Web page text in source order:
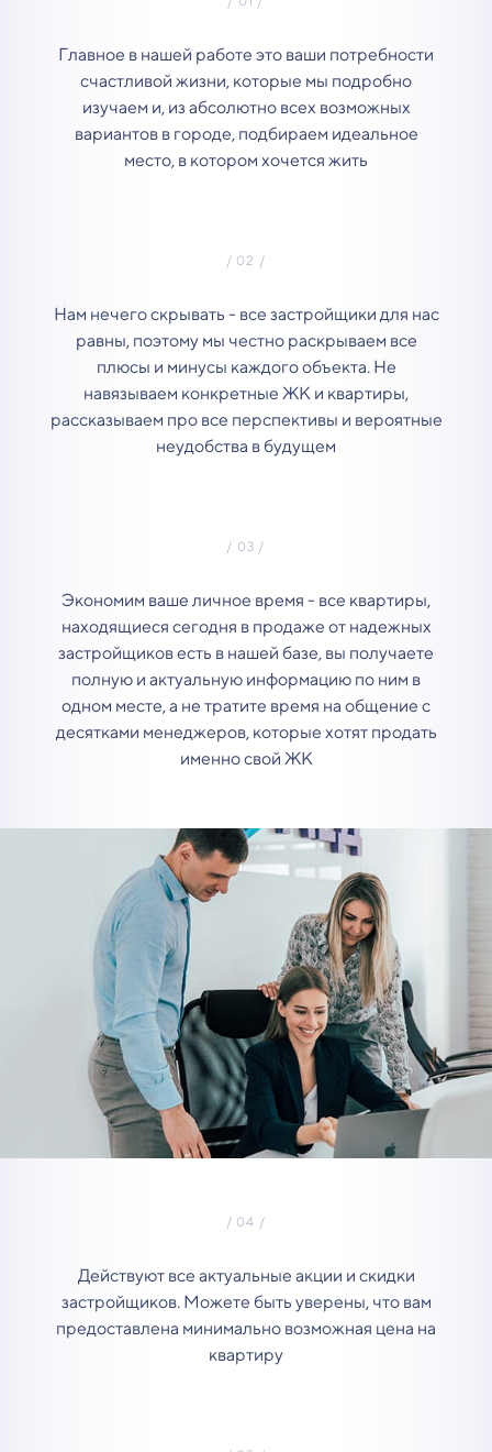
Главное в нашей работе это ваши потребности
счастливой жизни, которые мы подробно
изучаем и, из абсолютно всех возможных
вариантов в городе, подбираем идеальное
место, в котором хочется жить
Нам нечего скрывать - все застройщики для нас
равны, поэтому мы честно раскрываем все
плюсы и минусы каждого объекта. Не
навязываем конкретные ЖК и квартиры,
рассказываем про все перспективы и вероятные
неудобства в будущем
Экономим ваше личное время - все квартиры,
находящиеся сегодня в продаже от надежных
застройщиков есть в нашей базе, вы получаете
полную и актуальную информацию по ним в
одном месте, а не тратите время на общение с
десятками менеджеров, которые хотят продать
именно свой ЖК
Действуют все актуальные акции и скидки
застройщиков. Можете быть уверены, что вам
предоставлена минимально возможная цена на
квартиру